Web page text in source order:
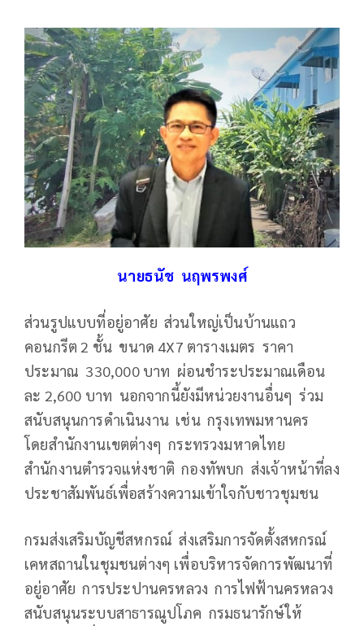
นายธนัช นฤพรพงศ์
ส่วนรูปแบบที่อยู่อาศัย ส่วนใหญ่เป็นบ้านแถว
คอนกรีต 2 ชั้น ขนาด 4X7 ตารางเมตร ราคา
ประมาณ 330,000 บาท ผ่อนชำระประมาณเดือน
ละ 2,600 บาท นอกจากนี้ยังมีหน่วยงานอื่นๆ ร่วม
สนับสนุนการดำเนินงาน เช่น กรุงเทพมหานคร
โดยสำนักงานเขตต่างๆ กระทรวงมหาดไทย
สำนักงานตำรวจแห่งชาติ กองทัพบก ส่งเจ้าหน้าที่ลง
ประชาสัมพันธ์เพื่อสร้างความเข้าใจกับชาวชุมชน
กรมส่งเสริมบัญชีสหกรณ์ ส่งเสริมการจัดตั้งสหกรณ์
เคหสถานในชุมชนต่างๆ เพื่อบริหารจัดการพัฒนาที่
อยู่อาศัย การประปานครหลวง การไฟฟ้านครหลวง
สนับสนุนระบบสาธารณูปโภค กรมธนารักษ์ให้